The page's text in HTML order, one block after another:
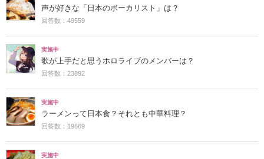
声が好きな「日本のボーカリスト」は？
回答数：49559
実施中
歌が上手だと思うホロライブのメンバーは？
回答数：23892
実施中
ラーメンって日本食？それとも中華料理？
回答数：19669
実施中